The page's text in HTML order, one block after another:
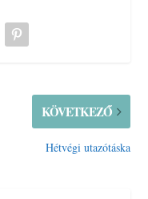
KÖVETKEZŐ
Hétvégi utazótáska